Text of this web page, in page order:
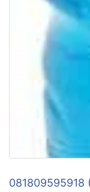
081809595918